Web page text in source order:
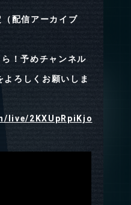
配信アーカイブ
！予めチャンネル
ろしくお願いしま
live/2KXUpRpiKjo